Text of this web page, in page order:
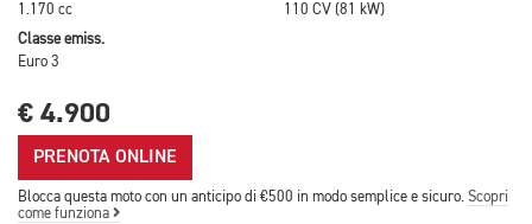
1.170 cc
110 CV (81 kW)
Classe emiss.
Euro 3
€ 4.900
PRENOTA ONLINE
Blocca questa moto con un anticipo di €500 in modo semplice e sicuro. Scopri
come funziona